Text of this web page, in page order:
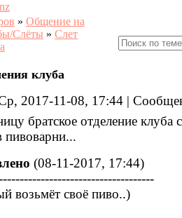
» Общение на
Слёты » Слет
клуба
2017-11-08, 17:44 |
братское отделение клуба
пивоварни...
(08-11-2017, 17:44)
возьмёт своё пиво..)